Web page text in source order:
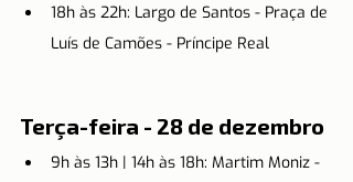
18h às 22h: Largo de Santos - Praça de
Luís de Camões - Príncipe Real
Terça-feira - 28 de dezembro
9h às 13h | 14h às 18h: Martim Moniz -